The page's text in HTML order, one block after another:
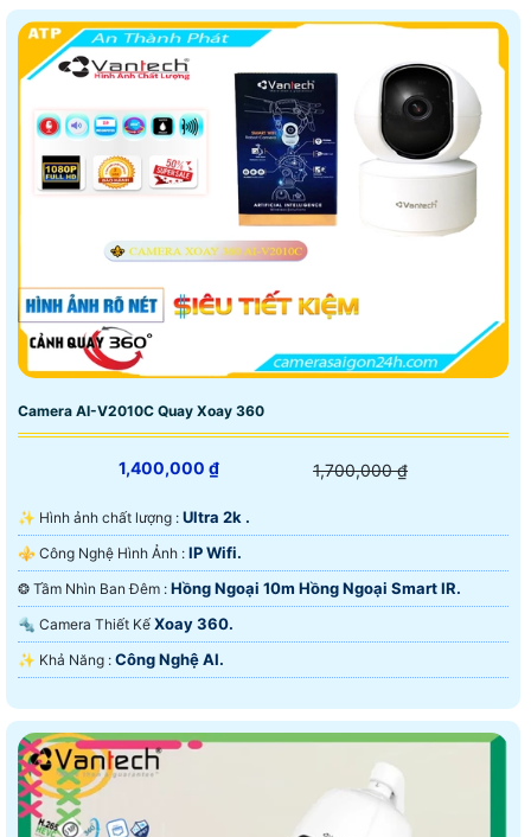
Camera AI-V2010C Quay Xoay 360
1,400,000 ₫ 1,700,000 ₫
✨ Hình ảnh chất lượng : Ultra 2k .
⚜️ Công Nghệ Hình Ảnh : IP Wifi.
❂ Tầm Nhìn Ban Đêm : Hồng Ngoại 10m Hồng Ngoại Smart IR.
🔩 Camera Thiết Kế Xoay 360.
️✨ Khả Năng : Công Nghệ AI.